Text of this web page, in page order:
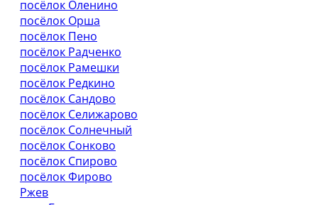
посёлок Оленино
посёлок Орша
посёлок Пено
посёлок Радченко
посёлок Рамешки
посёлок Редкино
посёлок Сандово
посёлок Селижарово
посёлок Солнечный
посёлок Сонково
посёлок Спирово
посёлок Фирово
Ржев